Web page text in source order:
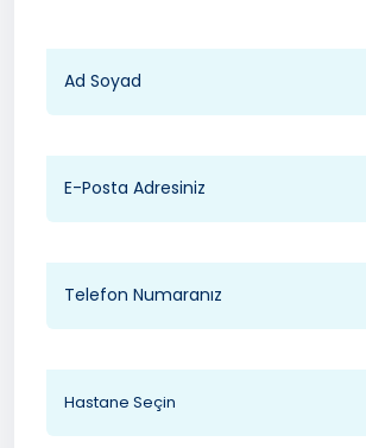
Hastane Seçin